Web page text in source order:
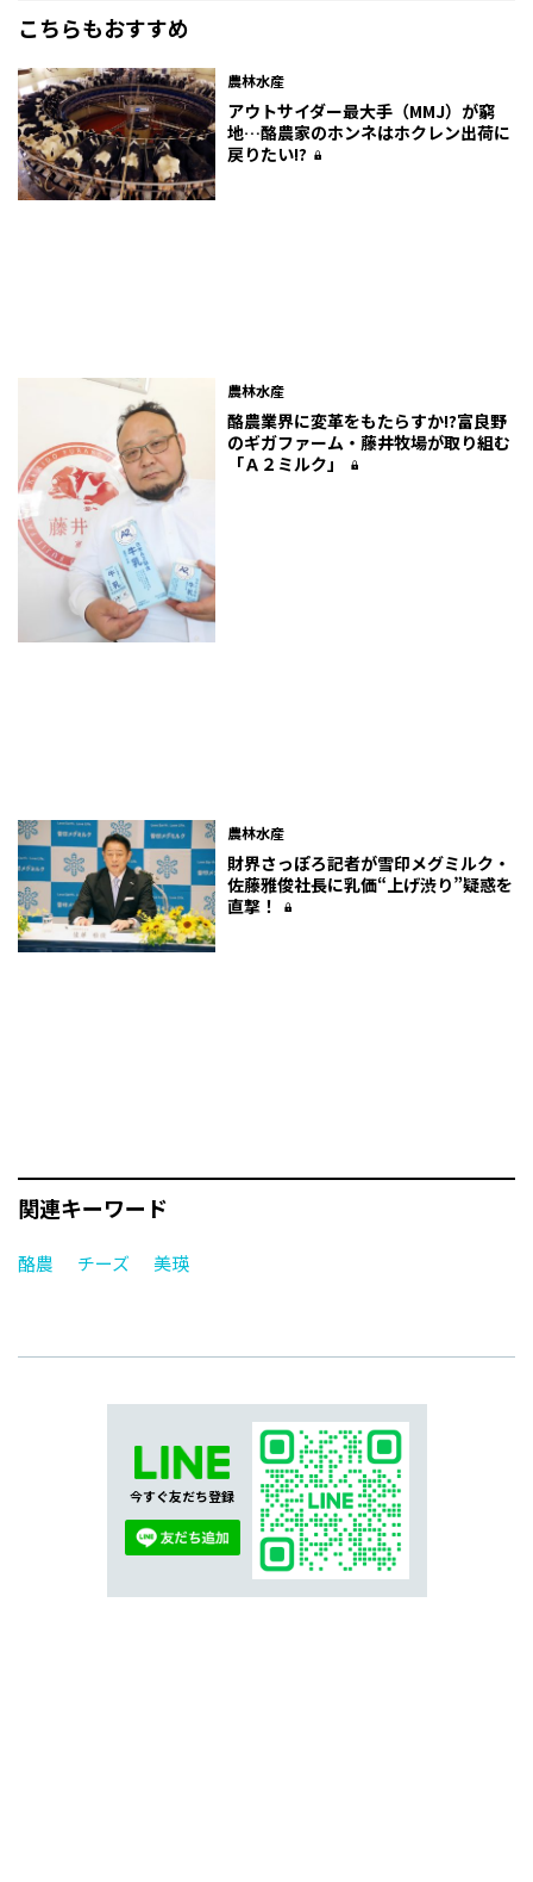
こちらもおすすめ
農林水産
アウトサイダー最大手（MMJ）が窮
地…酪農家のホンネはホクレン出荷に
戻りたい!?
農林水産
酪農業界に変革をもたらすか!?富良野
のギガファーム・藤井牧場が取り組む
「Ａ２ミルク」
農林水産
財界さっぽろ記者が雪印メグミルク・
佐藤雅俊社長に乳価“上げ渋り”疑惑を
直撃！
関連キーワード
酪農 チーズ 美瑛
今すぐ友だち登録